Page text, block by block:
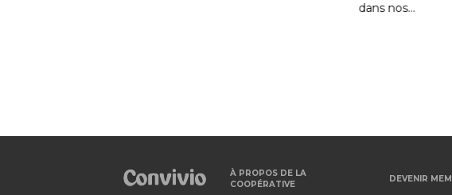
À PROPOS DE LA
COOPÉRATIVE
DEVENIR